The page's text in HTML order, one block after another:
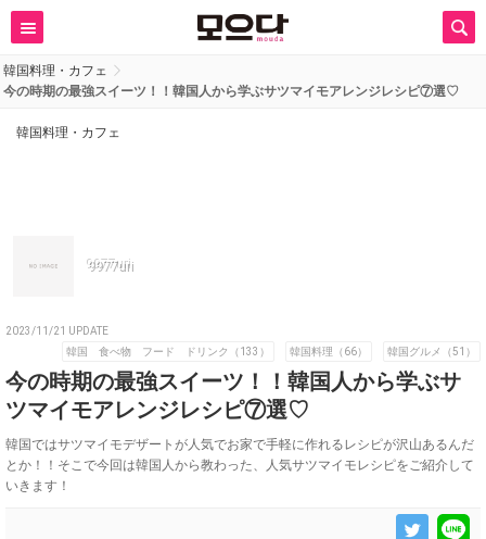
韓国料理・カフェ
今の時期の最強スイーツ！！韓国人から学ぶサツマイモアレンジレシピ⑦選♡
韓国料理・カフェ
9977uri
2023/11/21 UPDATE
韓国 食べ物 フード ドリンク（133）
韓国料理（66） 韓国グルメ（51）
今の時期の最強スイーツ！！韓国人から学ぶサ
ツマイモアレンジレシピ⑦選♡
韓国ではサツマイモデザートが人気でお家で手軽に作れるレシピが沢山あるんだ
とか！！そこで今回は韓国人から教わった、人気サツマイモレシピをご紹介して
いきます！